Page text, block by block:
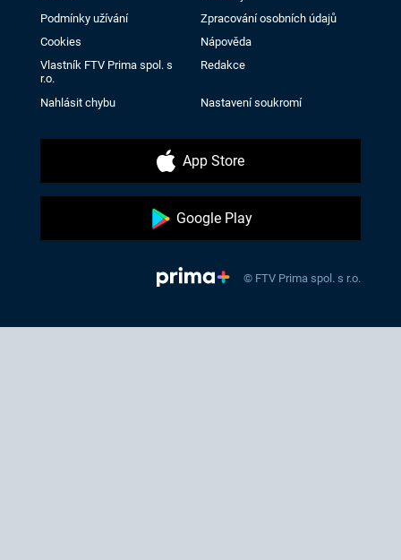
Podmínky užívání
Zpracování osobních údajů
Cookies
Nápověda
Vlastník FTV Prima spol. s
r.o.
Redakce
Nahlásit chybu Nastavení soukromí
App Store
Google Play
© FTV Prima spol. s r.o.